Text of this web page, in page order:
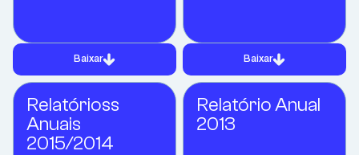
Baixar Baixar
Relatórioss
Anuais
2015/2014
Relatório Anual
2013